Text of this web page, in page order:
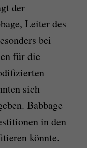
der
Leiter des
bei
für die
sich
Babbage
in den
könnte.